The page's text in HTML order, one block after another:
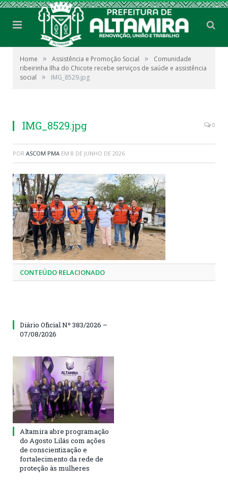
Home » Assistência e Promoção Social »
Comunidade
ribeirinha Ilha do Chicote recebe serviços de saúde e assistência
social
» IMG_8529.jpg
IMG_8529.jpg 0
POR ASCOM PMA EM 8 DE JUNHO DE 2026
CONTEÚDO RELACIONADO
Diário Oficial Nº 383/2026 –
07/08/2026
Altamira abre programação
do Agosto Lilás com ações
de conscientização e
fortalecimento da rede de
proteção às mulheres